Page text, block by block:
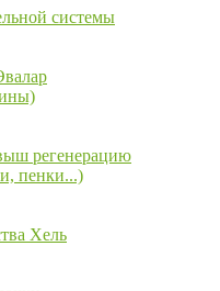
системы
регенерацию
пенки...)
Хель